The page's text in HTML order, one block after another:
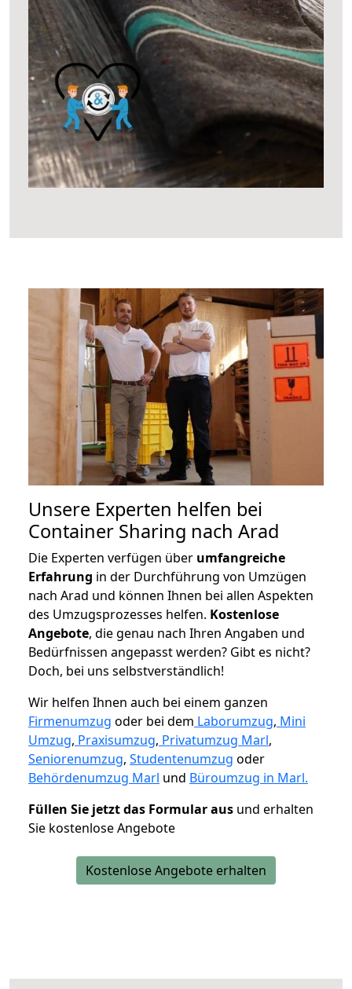
Unsere Experten helfen bei
Container Sharing nach Arad
Die Experten verfügen über umfangreiche
Erfahrung in der Durchführung von Umzügen
nach Arad und können Ihnen bei allen Aspekten
des Umzugsprozesses helfen. Kostenlose
Angebote, die genau nach Ihren Angaben und
Bedürfnissen angepasst werden? Gibt es nicht?
Doch, bei uns selbstverständlich!
Wir helfen Ihnen auch bei einem ganzen
Firmenumzug oder bei dem Laborumzug, Mini
Umzug, Praxisumzug, Privatumzug Marl,
Seniorenumzug, Studentenumzug oder
Behördenumzug Marl und Büroumzug in Marl.
Füllen Sie jetzt das Formular aus und erhalten
Sie kostenlose Angebote
Kostenlose Angebote erhalten